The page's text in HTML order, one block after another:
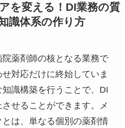
を変える！DI業務の質
識体系の作り方
薬剤師の核となる業務で
対応だけに終始していま
識構築を行うことで、DI
せることができます。メ
は、単なる個別の薬剤情